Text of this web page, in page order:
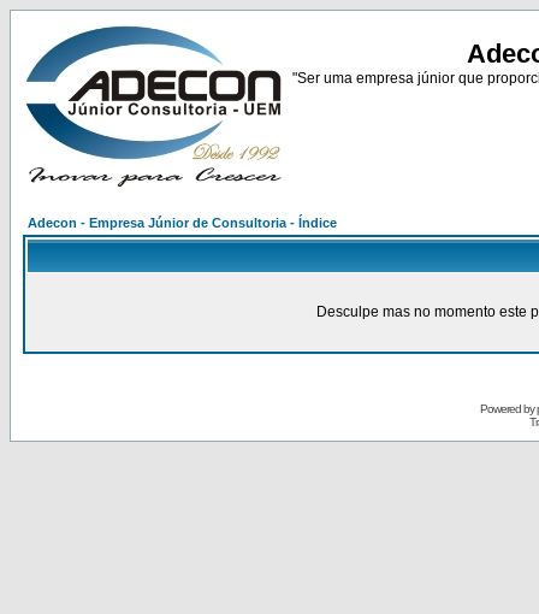
"Ser uma empresa júnior que
Adecon - Empresa Júnior de Consultoria - Índice
Desculpe mas no momento este
Powered by